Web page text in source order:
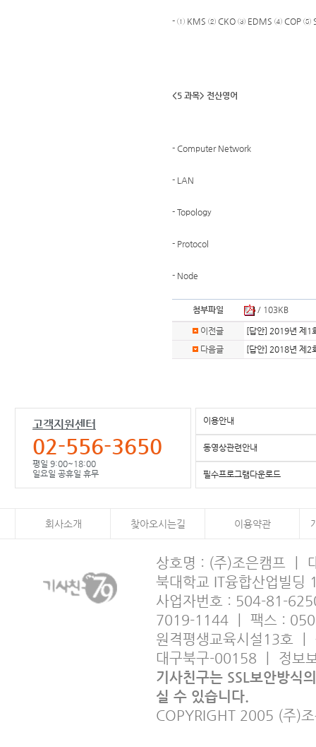
- ① KMS ② CKO ③ EDMS ④ COP ⑤
<5 과목> 전산영어
- Computer Network
- LAN
- Topology
- Protocol
- Node
첨부파일 / 103KB
이전글
[답안] 2019년 제1
다음글
[답안] 2018년 제2
고객지원센터
02-556-3650
평일 9:00~18:00
일요일 공휴일 휴무
이용안내
동영상관련안내
필수프로그램다운로드
회사소개 찾아오시는길 이용약관
상호명 : (주)조은캠프 ㅣ
북대학교 IT융합산업빌딩
사업자번호 : 504-81-
7019-1144 ㅣ 팩스 :
원격평생교육시설13호
대구북구-00158 ㅣ 정보
기사친구는 SSL보안방식
실 수 있습니다.
COPYRIGHT 2005 (주)